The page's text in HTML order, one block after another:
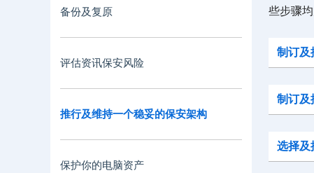
备份及复原
评估资讯保安风险
推行及维持一个稳妥的保安架构
保护你的电脑资产
些步骤
制订及
制订及
选择及